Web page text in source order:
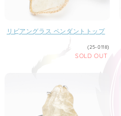
リビアングラス ペンダントトップ
(25-0118)
SOLD OUT